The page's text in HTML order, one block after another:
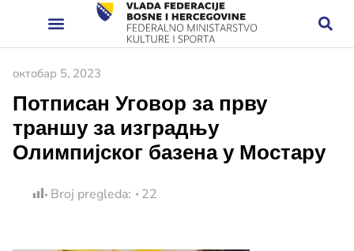
октобар 5, 2023
Потписан Уговор за прву
траншу за изградњу
Олимпијског базена у Мостару
Broj pregleda: 22